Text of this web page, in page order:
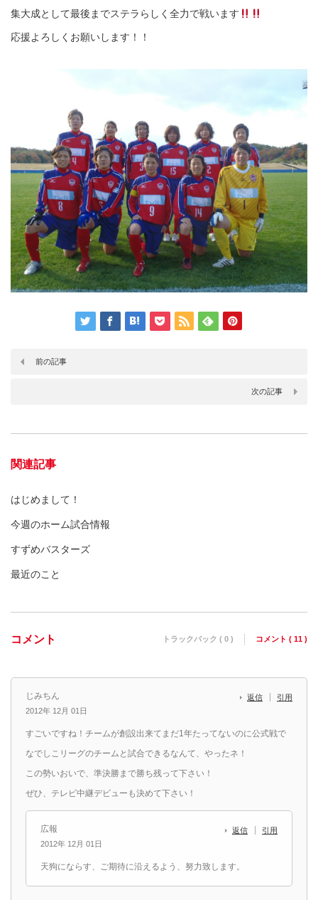
集大成として最後までステラらしく全力で戦います
応援よろしくお願いします！！
前の記事
次の記事
関連記事
はじめまして！
今週のホーム試合情報
すずめバスターズ
最近のこと
コメント トラックバック ( 0 ) コメント ( 11 )
じみちん
2012年 12月 01日
返信 引用
すごいですね！チームが創設出来てまだ1年たってないのに公式戦で
なでしこリーグのチームと試合できるなんて、やったネ！
この勢いおいで、準決勝まで勝ち残って下さい！
ぜひ、テレビ中継デビューも決めて下さい！
広報
2012年 12月 01日
返信 引用
天狗にならす、ご期待に沿えるよう、努力致します。